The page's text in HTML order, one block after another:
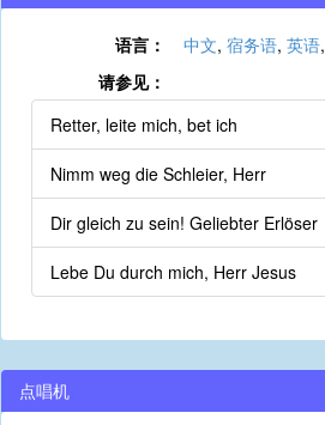
语言： 中文, 宿务语, 英语,
请参见：
Retter, leite mich, bet ich
Nimm weg die Schleier, Herr
Dir gleich zu sein! Geliebter Erlöser
Lebe Du durch mich, Herr Jesus
点唱机